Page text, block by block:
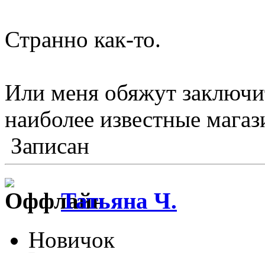
Странно как-то.
Или меня обяжут
наиболее известные
Записан
Татьяна Ч.
Новичок